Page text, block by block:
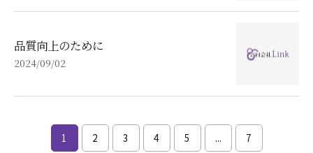
品質向上のために
2024/09/02
1 2 3 4 5 ... 7